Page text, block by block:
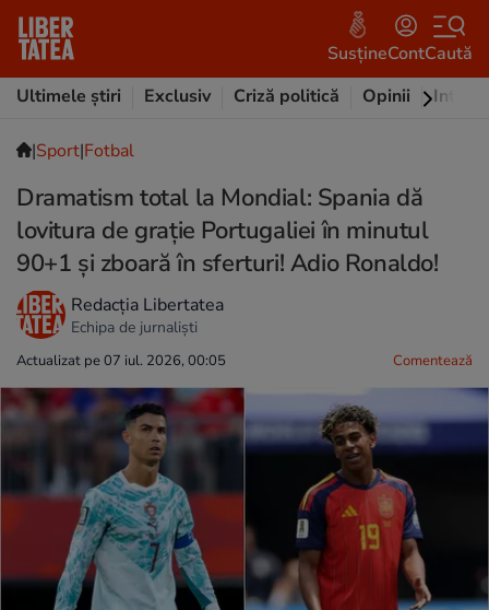
SusțineContCaută
Ultimele știri
Exclusiv Criză politică Opinii
|Sport|Fotbal
Dramatism total la Mondial: Spania dă
lovitura de grație Portugaliei în minutul
90+1 și zboară în sferturi! Adio Ronaldo!
Redacția Libertatea
Echipa de jurnaliști
Actualizat pe 07 iul. 2026, 00:05 Comentează